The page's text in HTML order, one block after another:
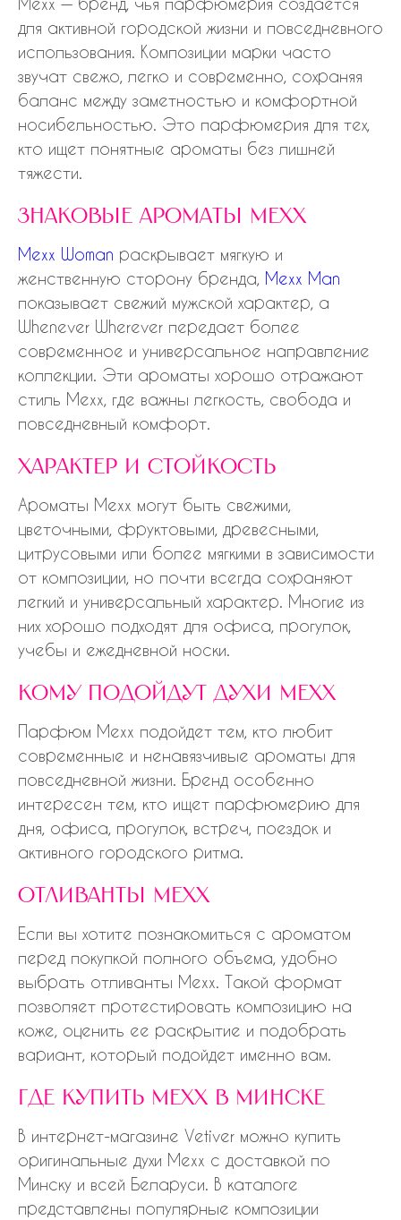
для активной городской жизни и повседневного
использования. Композиции марки часто
звучат свежо, легко и современно, сохраняя
баланс между заметностью и комфортной
носибельностью. Это парфюмерия для тех,
кто ищет понятные ароматы без лишней
тяжести.
знаковые ароматы mexx
Mexx Woman раскрывает мягкую и
женственную сторону бренда, Mexx Man
показывает свежий мужской характер, а
Whenever Wherever передает более
современное и универсальное направление
коллекции. Эти ароматы хорошо отражают
стиль Mexx, где важны легкость, свобода и
повседневный комфорт.
характер и стойкость
Ароматы Mexx могут быть свежими,
цветочными, фруктовыми, древесными,
цитрусовыми или более мягкими в зависимости
от композиции, но почти всегда сохраняют
легкий и универсальный характер. Многие из
них хорошо подходят для офиса, прогулок,
учебы и ежедневной носки.
кому подойдут духи mexx
Парфюм Mexx подойдет тем, кто любит
современные и ненавязчивые ароматы для
повседневной жизни. Бренд особенно
интересен тем, кто ищет парфюмерию для
дня, офиса, прогулок, встреч, поездок и
активного городского ритма.
отливанты mexx
Если вы хотите познакомиться с ароматом
перед покупкой полного объема, удобно
выбрать отливанты Mexx. Такой формат
позволяет протестировать композицию на
коже, оценить ее раскрытие и подобрать
вариант, который подойдет именно вам.
где купить mexx в минске
В интернет-магазине Vetiver можно купить
оригинальные духи Mexx с доставкой по
Минску и всей Беларуси. В каталоге
представлены популярные композиции